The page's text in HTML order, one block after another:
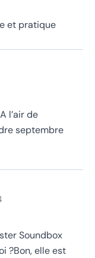
et pratique
l’air de
septembre
Soundbox
?Bon, elle est